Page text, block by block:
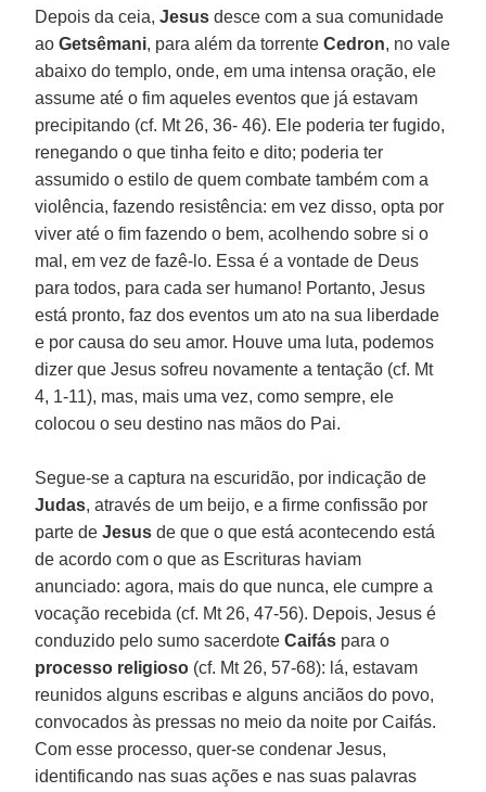
Depois da ceia,Jesus desce com a sua comunidade
aoGetsêmani, para além da torrenteCedron, no vale
abaixo do templo, onde, em uma intensa oração, ele
assume até o fim aqueles eventos que já estavam
precipitando (cf. Mt 26, 36- 46). Ele poderia ter fugido,
renegando o que tinha feito e dito; poderia ter
assumido o estilo de quem combate também com a
violência, fazendo resistência: em vez disso, opta por
viver até o fim fazendo o bem, acolhendo sobre si o
mal, em vez de fazê-lo. Essa é a vontade de Deus
para todos, para cada ser humano! Portanto, Jesus
está pronto, faz dos eventos um ato na sua liberdade
e por causa do seu amor. Houve uma luta, podemos
dizer que Jesus sofreu novamente a tentação (cf. Mt
4, 1-11), mas, mais uma vez, como sempre, ele
colocou o seu destino nas mãos do Pai.
Segue-se a captura na escuridão, por indicação de
Judas, através de um beijo, e a firme confissão por
parte deJesus de que o que está acontecendo está
de acordo com o que as Escrituras haviam
anunciado: agora, mais do que nunca, ele cumpre a
vocação recebida (cf. Mt 26, 47-56). Depois, Jesus é
conduzido pelo sumo sacerdoteCaifás para o
processo religioso (cf. Mt 26, 57-68): lá, estavam
reunidos alguns escribas e alguns anciãos do povo,
convocados às pressas no meio da noite por Caifás.
Com esse processo, quer-se condenar Jesus,
identificando nas suas ações e nas suas palavras